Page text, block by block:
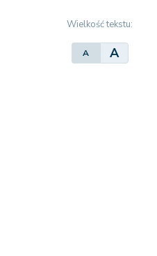
Wielkość tekstu:
A A